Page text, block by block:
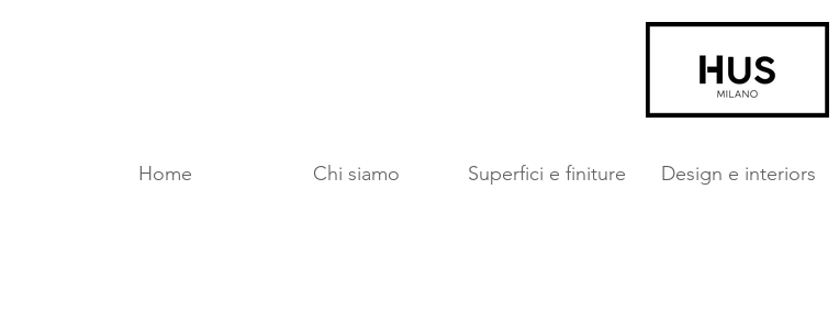
Home Chi siamo Superfici e finiture Design e interiors